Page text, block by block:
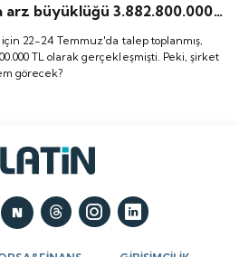
arz büyüklüğü 3.882.800.000
Peki, şirket payları ne
22-24 Temmuz'da talep toplanmış,
TL olarak gerçekleşmişti. Peki, şirket
görecek?